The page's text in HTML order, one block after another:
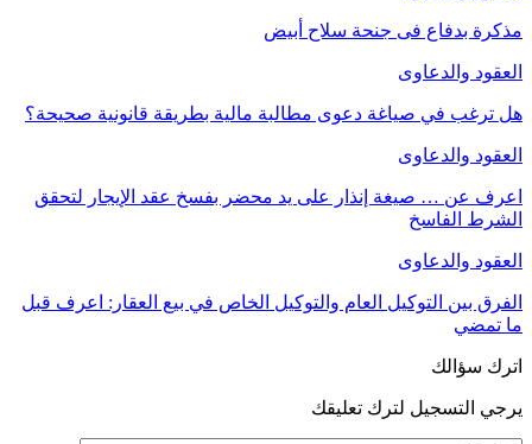
مذكرة بدفاع فى جنحة سلاح أبيض
العقود والدعاوى
هل ترغب في صياغة دعوى مطالبة مالية بطريقة قانونية صحيحة؟
العقود والدعاوى
اعرف عن … صيغة إنذار على يد محضر بفسخ عقد الإيجار لتحقق
الشرط الفاسخ
العقود والدعاوى
الفرق بين التوكيل العام والتوكيل الخاص في بيع العقار: اعرف قبل
ما تمضي
اترك سؤالك
يرجي التسجيل لترك تعليقك